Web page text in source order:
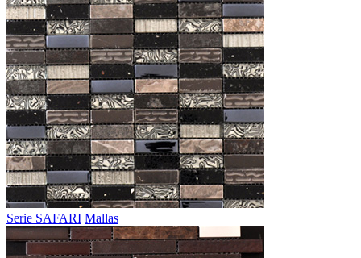
Serie SAFARI Mallas